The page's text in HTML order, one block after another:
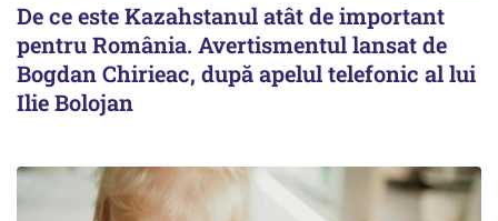
De ce este Kazahstanul atât de important
pentru România. Avertismentul lansat de
Bogdan Chirieac, după apelul telefonic al lui
Ilie Bolojan